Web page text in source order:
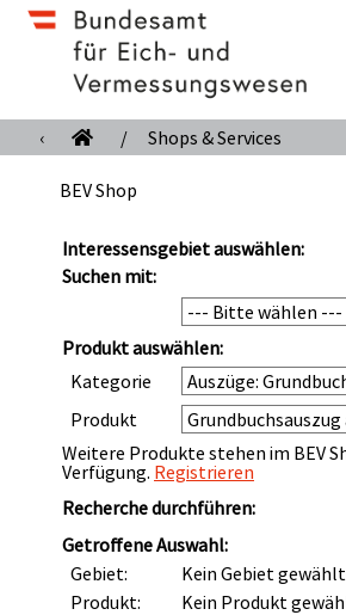
‹ / Shops & Services
BEV Shop
Interessensgebiet auswählen:
Suchen mit:
Produkt auswählen:
Kategorie
Produkt
Weitere Produkte stehen im BEV
Verfügung. Registrieren
Recherche durchführen:
Getroffene Auswahl:
Gebiet:
Kein Gebiet gewählt
Produkt:
Kein Produkt